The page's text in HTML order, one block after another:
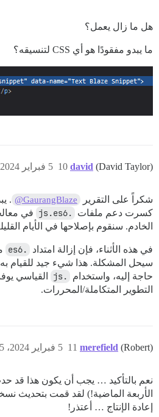
هل ما زال يعمل؟
ما يبدو مفقودًا هو أي CSS لتنسيقه؟
david (David Taylor) 5 فبراير 2024، 1:08م 10
شكراً على التقرير @GaurangBlaze
.
كسرت دعم ملفات
.js.es6
في
الخادم. سنقوم بإصلاحها في الأيام
في هذه الأثناء، فإن إزالة امتداد .es6
سيحل المشكلة. هذا شيء جيد للقيام
حاجة إليه، واستخدام
.js
القياسي
التطوير المتكاملة/المحررات.
merefield (Robert) 5 فبراير 2024، 1:15م 11
نعم بالتأكيد … يجب أن يكون هذا قد
الأربعة الماضية!) لقد قمت بتحديث
إعادة الإنتاج … أعتذر!